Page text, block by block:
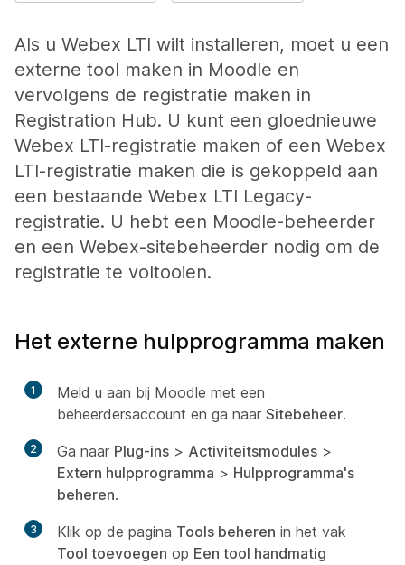
Als u Webex LTI wilt installeren, moet u een
externe tool maken in Moodle en
vervolgens de registratie maken in
Registration Hub. U kunt een gloednieuwe
Webex LTI-registratie maken of een Webex
LTI-registratie maken die is gekoppeld aan
een bestaande Webex LTI Legacy-
registratie. U hebt een Moodle-beheerder
en een Webex-sitebeheerder nodig om de
registratie te voltooien.
Het externe hulpprogramma maken
1
Meld u aan bij Moodle met een
beheerdersaccount en ga naar Sitebeheer.
2 Ga naar Plug-ins > Activiteitsmodules >
Extern hulpprogramma > Hulpprogramma's
beheren.
3 Klik op de pagina Tools beheren in het vak
Tool toevoegen op Een tool handmatig